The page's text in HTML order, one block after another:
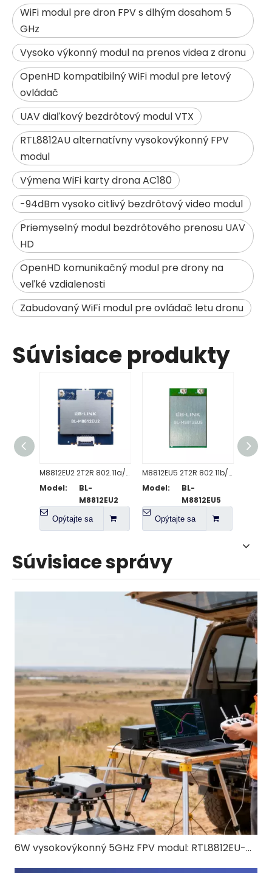
WiFi modul pre dron FPV s dlhým dosahom 5
GHz
Vysoko výkonný modul na prenos videa z dronu
OpenHD kompatibilný WiFi modul pre letový
ovládač
UAV diaľkový bezdrôtový modul VTX
RTL8812AU alternatívny vysokovýkonný FPV
modul
Výmena WiFi karty drona AC180
-94dBm vysoko citlivý bezdrôtový video modul
Priemyselný modul bezdrôtového prenosu UAV
HD
OpenHD komunikačný modul pre drony na
veľké vzdialenosti
Zabudovaný WiFi modul pre ovládač letu dronu
Súvisiace produkty
M8812EU2 2T2R 802.11a/n/ac WiFi modul
Model:
BL-
M8812EU2
Opýtajte sa
M8812EU5 2T2R 802.11b/g/n WiFi modul
Model:
BL-
M8812EU5
Opýtajte sa
Súvisiace správy
6W vysokovýkonný 5GHz FPV modul: RTL8812EU-CG pre FPV s dronom s dlhým dosahom